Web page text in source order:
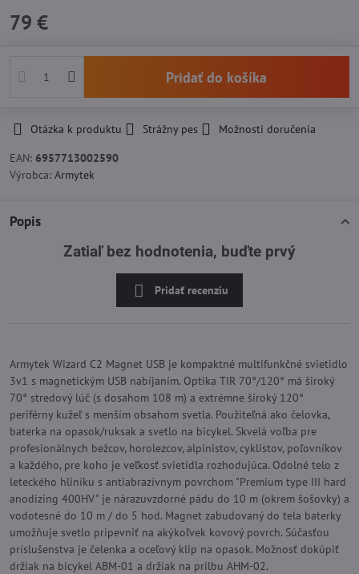
79 €
Pridať do košíka
Otázka k produktu Strážny pes
Možnosti doručenia
EAN: 6957713002590
Výrobca: Armytek
Popis
Zatiaľ bez hodnotenia, buďte prvý
Pridať recenziu
Armytek Wizard C2 Magnet USB je kompaktné multifunkčné svietidlo
3v1 s magnetickým USB nabíjaním. Optika TIR 70°/120° má široký
70° stredový lúč (s dosahom 108 m) a extrémne široký 120°
periférny kužeľ s menším obsahom svetla. Použiteľná ako čelovka,
baterka na opasok/ruksak a svetlo na bicykel. Skvelá voľba pre
profesionálnych bežcov, horolezcov, alpinistov, cyklistov, poľovníkov
a každého, pre koho je veľkosť svietidla rozhodujúca. Odolné telo z
leteckého hliníku s antiabrazívnym povrchom "Premium type III hard
anodizing 400HV" je nárazuvzdorné pádu do 10 m (okrem šošovky) a
vodotesné do 10 m / do 5 hod. Magnet zabudovaný do tela baterky
umožňuje svetlo pripevniť na akýkoľvek kovový povrch. Súčasťou
príslušenstva je čelenka a oceľový klip na opasok. Možnosť dokúpiť
držiak na bicykel ABM-01 a držiak na prilbu AHM-02.